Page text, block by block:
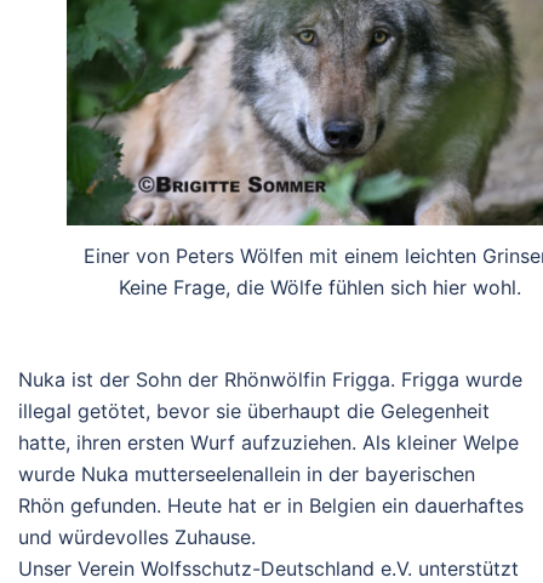
Einer von Peters Wölfen mit einem leichten
Keine Frage, die Wölfe fühlen sich hier wohl.
Nuka ist der Sohn der Rhönwölfin Frigga. Frigga wurde
illegal getötet, bevor sie überhaupt die Gelegenheit
hatte, ihren ersten Wurf aufzuziehen. Als kleiner Welpe
wurde Nuka mutterseelenallein in der bayerischen
Rhön gefunden. Heute hat er in Belgien ein dauerhaftes
und würdevolles Zuhause.
Unser Verein Wolfsschutz-Deutschland e.V. unterstützt